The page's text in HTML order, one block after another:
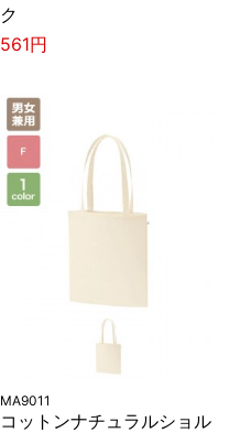
ク
561円
MA9011
コットンナチュラルショル